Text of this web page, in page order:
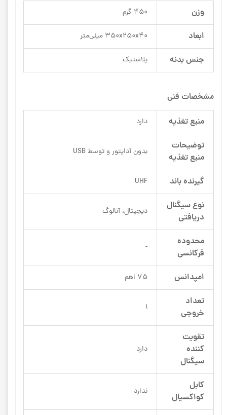
وزن 450 گرم
ابعاد 350x250x40 میلی‌متر
جنس بدنه پلاستیک
مشخصات فنی
منبع تغذیه دارد
توضیحات
منبع تغذیه
بدون آداپتور و توسط USB
گیرنده باند UHF
نوع سیگنال
دریافتی
دیجیتال، آنالوگ
محدوده
فرکانسی
-
امپدانس 75 اهم
تعداد
خروجی
1
تقویت
کننده‌
سیگنال
دارد
کابل
کواکسیال
ندارد